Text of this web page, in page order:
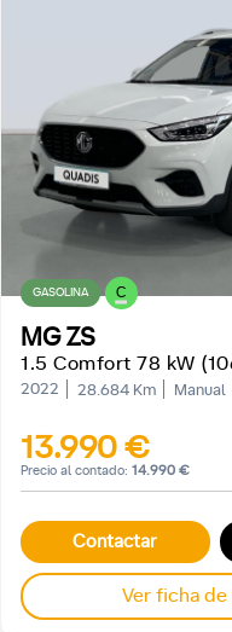
GASOLINA C
MG ZS
1.5 Comfort 78 kW
2022 28.684 Km Manual
13.990 €
Precio al contado: 14.990 €
Contactar
Ver ficha